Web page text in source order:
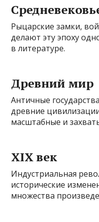
Рыцарские замки,
делают эту эпоху
в литературе.
Древний мир
Античные
древние
масштабные и
XIX век
Индустриальная
исторические
множества